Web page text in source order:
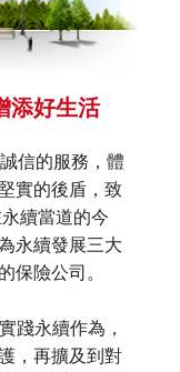
添好生活
信的服務，體
實的後盾，致
續當道的今
永續發展三大
保險公司。
踐永續作為，
，再擴及到對